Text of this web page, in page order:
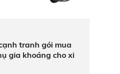
tranh gói mua
gia khoáng cho xi